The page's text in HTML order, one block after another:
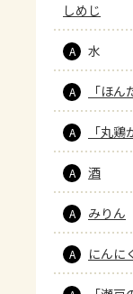
しめじ
A 水
A 「ほん
A 「丸鶏
A 酒
A みりん
A にんに